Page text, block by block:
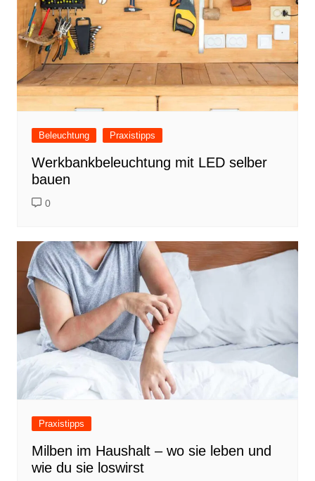
Beleuchtung Praxistipps
Werkbankbeleuchtung mit LED selber
bauen
0
Praxistipps
Milben im Haushalt – wo sie leben und
wie du sie loswirst